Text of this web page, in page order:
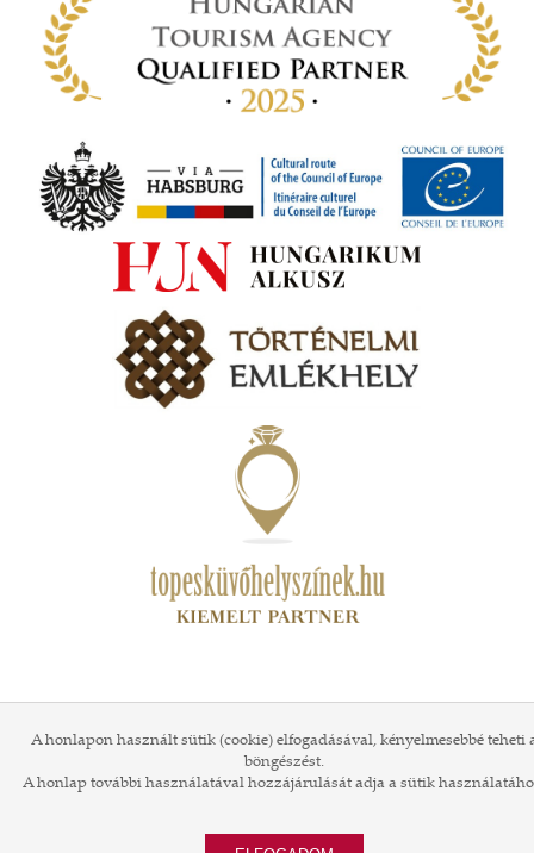
A honlapon használt sütik (cookie) elfogadásával, kényelmesebbé teheti
böngészést.
A honlap további használatával hozzájárulását adja a sütik